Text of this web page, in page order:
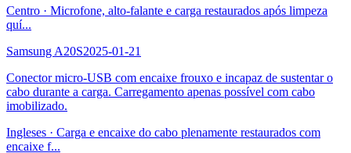
Centro · Microfone, alto-falante e carga restaurados após limpeza
quí...
Samsung A20S2025-01-21
Conector micro-USB com encaixe frouxo e incapaz de sustentar o
cabo durante a carga. Carregamento apenas possível com cabo
imobilizado.
Ingleses · Carga e encaixe do cabo plenamente restaurados com
encaixe f...